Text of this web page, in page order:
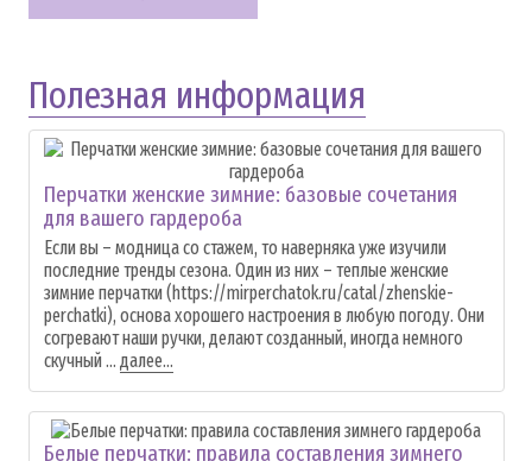
Полезная информация
Перчатки женские зимние: базовые сочетания
для вашего гардероба
Если вы – модница со стажем, то наверняка уже изучили
последние тренды сезона. Один из них – теплые женские
зимние перчатки (https://mirperchatok.ru/catal/zhenskie-
perchatki), основа хорошего настроения в любую погоду. Они
согревают наши ручки, делают созданный, иногда немного
скучный ... далее...
Белые перчатки: правила составления зимнего